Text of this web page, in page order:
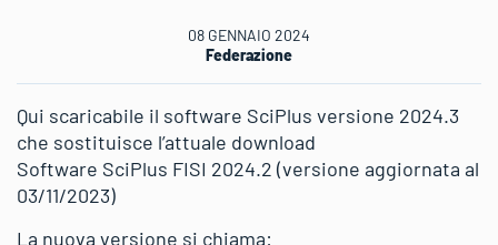
08 GENNAIO 2024
Federazione
Qui scaricabile il software SciPlus versione 2024.3
che sostituisce l’attuale download
Software SciPlus FISI 2024.2 (versione aggiornata al
03/11/2023)
La nuova versione si chiama: